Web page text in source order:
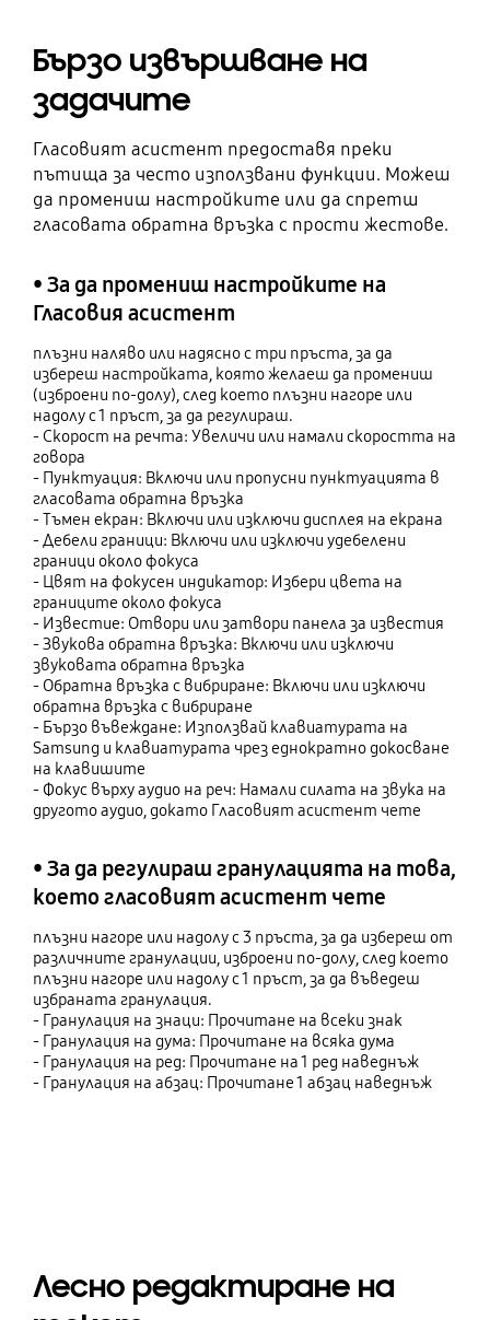
Бързо извършване на
задачите
Гласовият асистент предоставя преки
пътища за често използвани функции. Можеш
да промениш настройките или да спретш
гласовата обратна връзка с прости жестове.
• За да промениш настройките на
Гласовия асистент
плъзни наляво или надясно с три пръста, за да
избереш настройката, която желаеш да промениш
(изброени по-долу), след което плъзни нагоре или
надолу с 1 пръст, за да регулираш.
- Скорост на речта: Увеличи или намали скоростта на
говора
- Пунктуация: Включи или пропусни пунктуацията в
гласовата обратна връзка
- Тъмен екран: Включи или изключи дисплея на екрана
- Дебели граници: Включи или изключи удебелени
граници около фокуса
- Цвят на фокусен индикатор: Избери цвета на
границите около фокуса
- Известие: Отвори или затвори панела за известия
- Звукова обратна връзка: Включи или изключи
звуковата обратна връзка
- Обратна връзка с вибриране: Включи или изключи
обратна връзка с вибриране
- Бързо въвеждане: Използвай клавиатурата на
Samsung и клавиатурата чрез еднократно докосване
на клавишите
- Фокус върху аудио на реч: Намали силата на звука на
другото аудио, докато Гласовият асистент чете
• За да регулираш гранулацията на това,
което гласовият асистент чете
плъзни нагоре или надолу с 3 пръста, за да избереш от
различните гранулации, изброени по-долу, след което
плъзни нагоре или надолу с 1 пръст, за да въведеш
избраната гранулация.
- Гранулация на знаци: Прочитане на всеки знак
- Гранулация на дума: Прочитане на всяка дума
- Гранулация на ред: Прочитане на 1 ред наведнъж
- Гранулация на абзац: Прочитане 1 абзац наведнъж
Лесно редактиране на